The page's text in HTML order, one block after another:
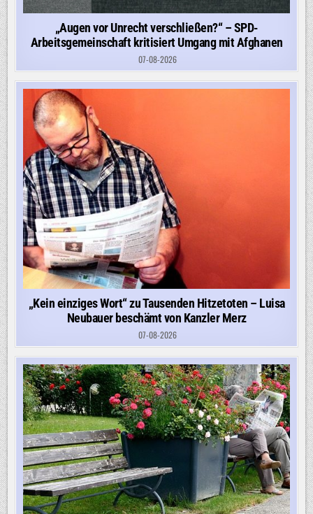
„Augen vor Unrecht verschließen?“ – SPD-
Arbeitsgemeinschaft kritisiert Umgang mit Afghanen
07-08-2026
„Kein einziges Wort“ zu Tausenden Hitzetoten – Luisa
Neubauer beschämt von Kanzler Merz
07-08-2026